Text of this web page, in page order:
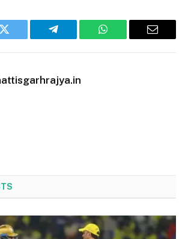
Twitter Telegram WhatsApp Email